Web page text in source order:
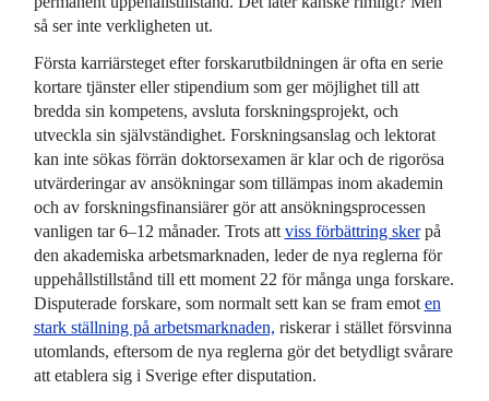
så ser inte verkligheten ut.
Första karriärsteget efter forskar­utbildningen är ofta en serie
kortare tjänster eller stipendium som ger möjlighet till att
bredda sin kompetens, avsluta forsknings­projekt, och
utveckla sin själv­ständighet. Forsknings­anslag och lektorat
kan inte sökas förrän doktors­examen är klar och de rigorösa
utvärderingar av ansökningar som tillämpas inom akademin
och av forsknings­finansiärer gör att ansöknings­processen
vanligen tar 6–12 månader. Trots att viss förbättring skerpå
den akademiska arbets­marknaden, leder de nya reglerna för
uppehålls­tillstånd till ett moment 22 för många unga forskare.
Disputerade forskare, som normalt sett kan se fram emot en
stark ställning på arbets­marknaden, riskerar i stället försvinna
utomlands, eftersom de nya reglerna gör det betydligt svårare
att etablera sig i Sverige efter disputation.